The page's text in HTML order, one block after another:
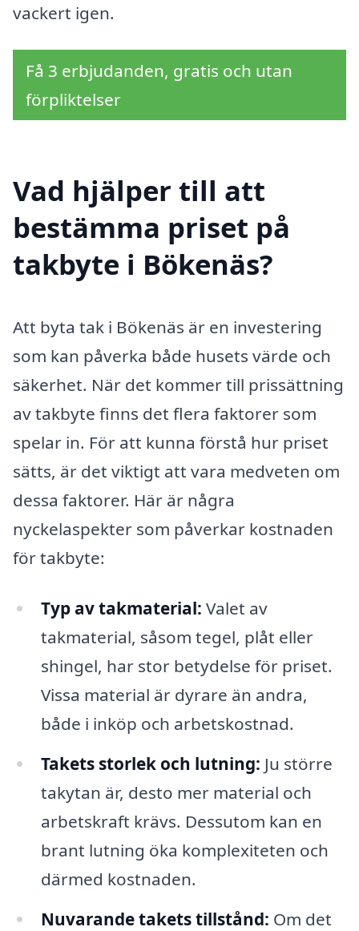
vackert igen.
Få 3 erbjudanden, gratis och utan
förpliktelser
Vad hjälper till att
bestämma priset på
takbyte i Bökenäs?
Att byta tak i Bökenäs är en investering
som kan påverka både husets värde och
säkerhet. När det kommer till prissättning
av takbyte finns det flera faktorer som
spelar in. För att kunna förstå hur priset
sätts, är det viktigt att vara medveten om
dessa faktorer. Här är några
nyckelaspekter som påverkar kostnaden
för takbyte:
Typ av takmaterial: Valet av
takmaterial, såsom tegel, plåt eller
shingel, har stor betydelse för priset.
Vissa material är dyrare än andra,
både i inköp och arbetskostnad.
Takets storlek och lutning: Ju större
takytan är, desto mer material och
arbetskraft krävs. Dessutom kan en
brant lutning öka komplexiteten och
därmed kostnaden.
Nuvarande takets tillstånd: Om det